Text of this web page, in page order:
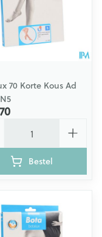
70 Korte Kous Ad
Bestel